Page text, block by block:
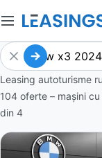
Leasing autoturisme
104 oferte – mașini
din 4